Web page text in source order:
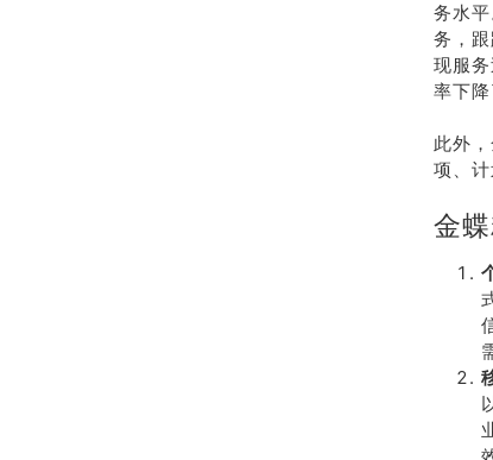
务水
务，
现服
率下
此外
项、
金